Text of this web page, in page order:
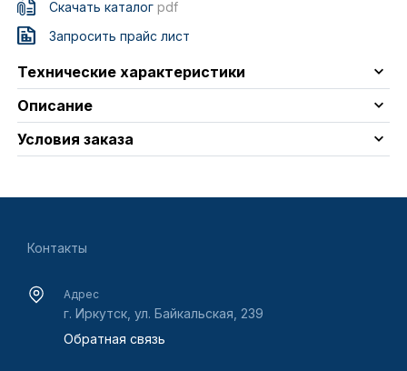
Скачать каталогpdf
Запросить прайс лист
Технические характеристики
Описание
Условия заказа
Контакты
Адрес
г. Иркутск, ул. Байкальская, 239
Обратная связь